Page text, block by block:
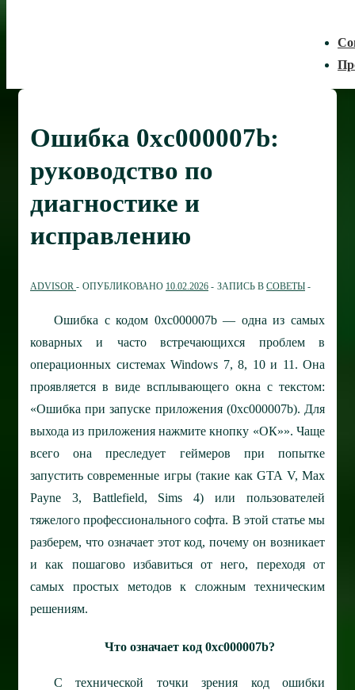
Ошибка 0xc000007b:
руководство по
диагностике и
исправлению
ADVISOR ОПУБЛИКОВАНО 10.02.2026 ЗАПИСЬ В СОВЕТЫ
Ошибка с кодом 0xc000007b — одна из самых
коварных и часто встречающихся проблем в
операционных системах Windows 7, 8, 10 и 11. Она
проявляется в виде всплывающего окна с текстом:
«Ошибка при запуске приложения (0xc000007b). Для
выхода из приложения нажмите кнопку «ОК»». Чаще
всего она преследует геймеров при попытке
запустить современные игры (такие как GTA V, Max
Payne 3, Battlefield, Sims 4) или пользователей
тяжелого профессионального софта. В этой статье мы
разберем, что означает этот код, почему он возникает
и как пошагово избавиться от него, переходя от
самых простых методов к сложным техническим
решениям.
Что означает код 0xc000007b?
С технической точки зрения код ошибки